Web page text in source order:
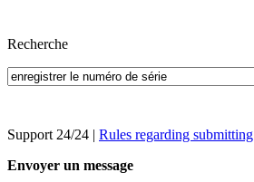
Recherche
Support 24/24 | Rules regarding submitting
Envoyer un message